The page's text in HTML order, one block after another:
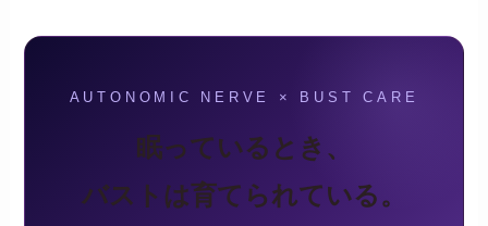
AUTONOMIC NERVE × BUST CARE
眠っているとき、
バストは育てられている。